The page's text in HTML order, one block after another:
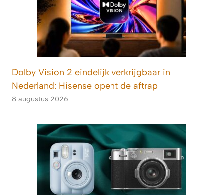
Dolby Vision 2 eindelijk verkrijgbaar in
Nederland: Hisense opent de aftrap
8 augustus 2026